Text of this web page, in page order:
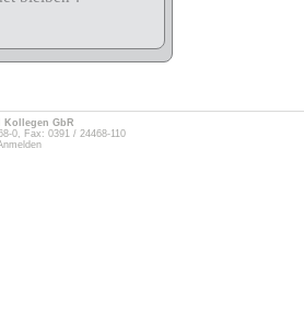
Kollegen GbR
0, Fax: 0391 / 24468-110